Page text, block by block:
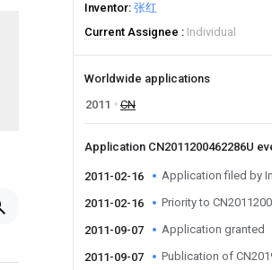
Inventor 张红
Current Assignee
Individual
Worldwide applications
2011
CN
Application CN2011200462286U
2011-02-16 Application filed by
2011-02-16 Priority to
2011-09-07 Application granted
2011-09-07 Publication of